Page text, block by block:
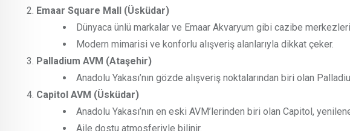
Emaar Square Mall (Üsküdar)
Dünyaca ünlü markalar ve Emaar Akvaryum gibi cazibe
Modern mimarisi ve konforlu alışveriş alanlarıyla dikkat çeker.
Palladium AVM (Ataşehir)
Anadolu Yakası’nın gözde alışveriş noktalarından biri olan
Capitol AVM (Üsküdar)
Anadolu Yakası’nın en eski AVM’lerinden biri olan Capitol,
Aile dostu atmosferiyle bilinir.